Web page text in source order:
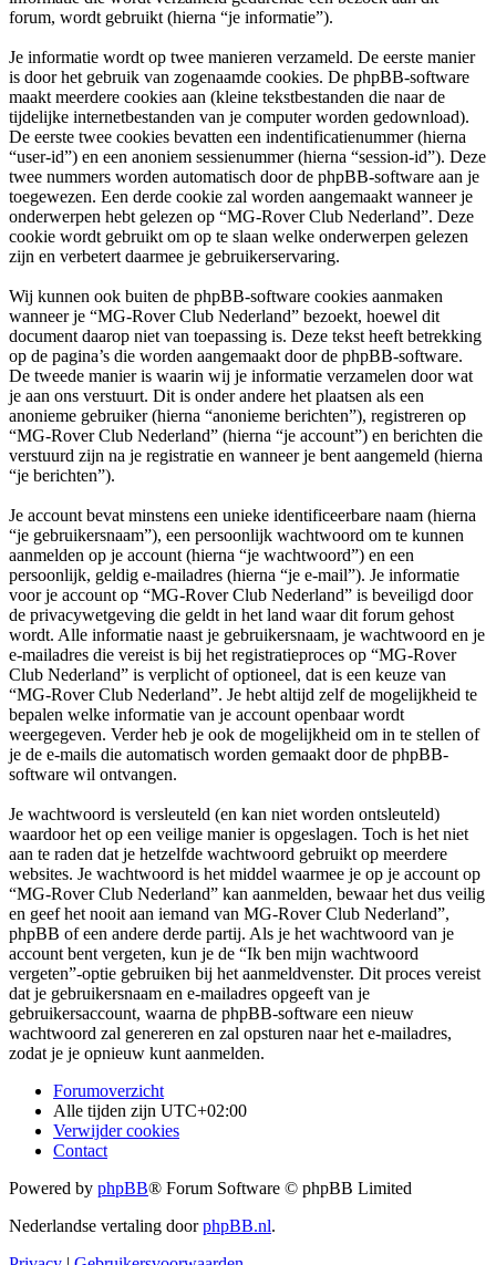
forum, wordt gebruikt (hierna “je informatie”).
Je informatie wordt op twee manieren verzameld. De eerste manier
is door het gebruik van zogenaamde cookies. De phpBB-software
maakt meerdere cookies aan (kleine tekstbestanden die naar de
tijdelijke internetbestanden van je computer worden gedownload).
De eerste twee cookies bevatten een indentificatienummer (hierna
“user-id”) en een anoniem sessienummer (hierna “session-id”). Deze
twee nummers worden automatisch door de phpBB-software aan je
toegewezen. Een derde cookie zal worden aangemaakt wanneer je
onderwerpen hebt gelezen op “MG-Rover Club Nederland”. Deze
cookie wordt gebruikt om op te slaan welke onderwerpen gelezen
zijn en verbetert daarmee je gebruikerservaring.
Wij kunnen ook buiten de phpBB-software cookies aanmaken
wanneer je “MG-Rover Club Nederland” bezoekt, hoewel dit
document daarop niet van toepassing is. Deze tekst heeft betrekking
op de pagina’s die worden aangemaakt door de phpBB-software.
De tweede manier is waarin wij je informatie verzamelen door wat
je aan ons verstuurt. Dit is onder andere het plaatsen als een
anonieme gebruiker (hierna “anonieme berichten”), registreren op
“MG-Rover Club Nederland” (hierna “je account”) en berichten die
verstuurd zijn na je registratie en wanneer je bent aangemeld (hierna
“je berichten”).
Je account bevat minstens een unieke identificeerbare naam (hierna
“je gebruikersnaam”), een persoonlijk wachtwoord om te kunnen
aanmelden op je account (hierna “je wachtwoord”) en een
persoonlijk, geldig e-mailadres (hierna “je e-mail”). Je informatie
voor je account op “MG-Rover Club Nederland” is beveiligd door
de privacywetgeving die geldt in het land waar dit forum gehost
wordt. Alle informatie naast je gebruikersnaam, je wachtwoord en je
e-mailadres die vereist is bij het registratieproces op “MG-Rover
Club Nederland” is verplicht of optioneel, dat is een keuze van
“MG-Rover Club Nederland”. Je hebt altijd zelf de mogelijkheid te
bepalen welke informatie van je account openbaar wordt
weergegeven. Verder heb je ook de mogelijkheid om in te stellen of
je de e-mails die automatisch worden gemaakt door de phpBB-
software wil ontvangen.
Je wachtwoord is versleuteld (en kan niet worden ontsleuteld)
waardoor het op een veilige manier is opgeslagen. Toch is het niet
aan te raden dat je hetzelfde wachtwoord gebruikt op meerdere
websites. Je wachtwoord is het middel waarmee je op je account op
“MG-Rover Club Nederland” kan aanmelden, bewaar het dus veilig
en geef het nooit aan iemand van MG-Rover Club Nederland”,
phpBB of een andere derde partij. Als je het wachtwoord van je
account bent vergeten, kun je de “Ik ben mijn wachtwoord
vergeten”-optie gebruiken bij het aanmeldvenster. Dit proces vereist
dat je gebruikersnaam en e-mailadres opgeeft van je
gebruikersaccount, waarna de phpBB-software een nieuw
wachtwoord zal genereren en zal opsturen naar het e-mailadres,
zodat je je opnieuw kunt aanmelden.
Forumoverzicht
Alle tijden zijn UTC+02:00
Verwijder cookies
Contact
Powered by phpBB® Forum Software © phpBB Limited
Nederlandse vertaling doorphpBB.nl.